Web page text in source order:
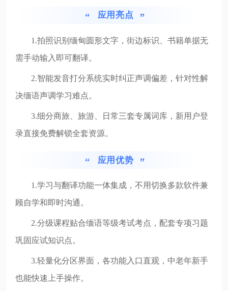
应用亮点
1.拍照识别缅甸圆形文字，街边标识、书籍单据无
需手动输入即可翻译。
2.智能发音打分系统实时纠正声调偏差，针对性解
决缅语声调学习难点。
3.细分商旅、旅游、日常三套专属词库，新用户登
录直接免费解锁全套资源。
应用优势
1.学习与翻译功能一体集成，不用切换多款软件兼
顾自学和即时沟通。
2.分级课程贴合缅语等级考试考点，配套专项习题
巩固应试知识点。
3.轻量化分区界面，各功能入口直观，中老年新手
也能快速上手操作。